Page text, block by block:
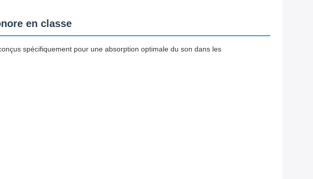
en classe
spécifiquement pour une absorption optimale du son dans les